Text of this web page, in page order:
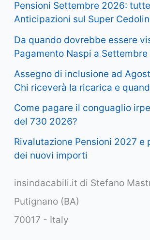
Pensioni Settembre 2026:
Anticipazioni sul Super
Da quando dovrebbe essere
Pagamento Naspi a
Assegno di inclusione ad
Chi riceverà la ricarica e
Come pagare il conguaglio
del 730 2026?
Rivalutazione Pensioni 2027 e
dei nuovi importi
insindacabili.it di Stefano
Putignano (BA)
70017 - Italy